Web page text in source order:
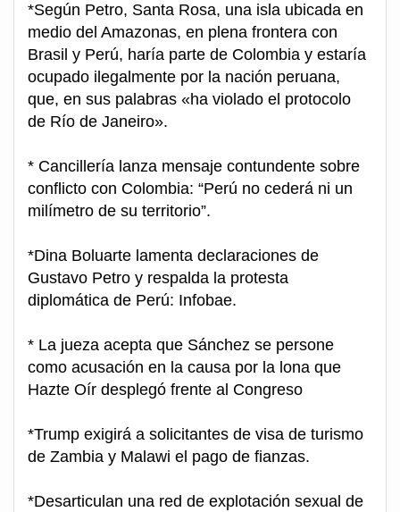
*Según Petro, Santa Rosa, una isla ubicada en
medio del Amazonas, en plena frontera con
Brasil y Perú, haría parte de Colombia y estaría
ocupado ilegalmente por la nación peruana,
que, en sus palabras «ha violado el protocolo
de Río de Janeiro».
* Cancillería lanza mensaje contundente sobre
conflicto con Colombia: “Perú no cederá ni un
milímetro de su territorio”.
*Dina Boluarte lamenta declaraciones de
Gustavo Petro y respalda la protesta
diplomática de Perú: Infobae.
* La jueza acepta que Sánchez se persone
como acusación en la causa por la lona que
Hazte Oír desplegó frente al Congreso
*Trump exigirá a solicitantes de visa de turismo
de Zambia y Malawi el pago de fianzas.
*Desarticulan una red de explotación sexual de